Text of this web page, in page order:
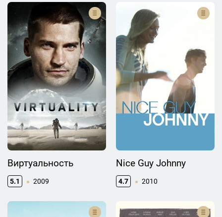
Виртуальность
5.1 2009
Nice Guy Johnny
4.7 2010